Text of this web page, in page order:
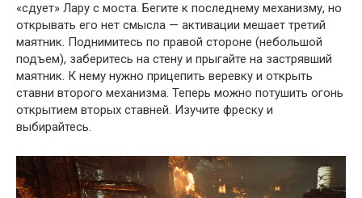
«сдует» Лару с моста. Бегите к последнему механизму, но
открывать его нет смысла — активации мешает третий
маятник. Поднимитесь по правой стороне (небольшой
подъем), заберитесь на стену и прыгайте на застрявший
маятник. К нему нужно прицепить веревку и открыть
ставни второго механизма. Теперь можно потушить огонь
открытием вторых ставней. Изучите фреску и
выбирайтесь.